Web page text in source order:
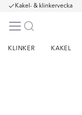
Kakel- & klinkervecka
KLINKER KAKEL